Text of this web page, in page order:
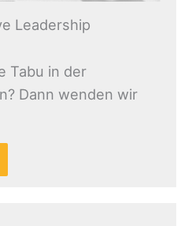
Leadership
Tabu in der
Dann wenden wir